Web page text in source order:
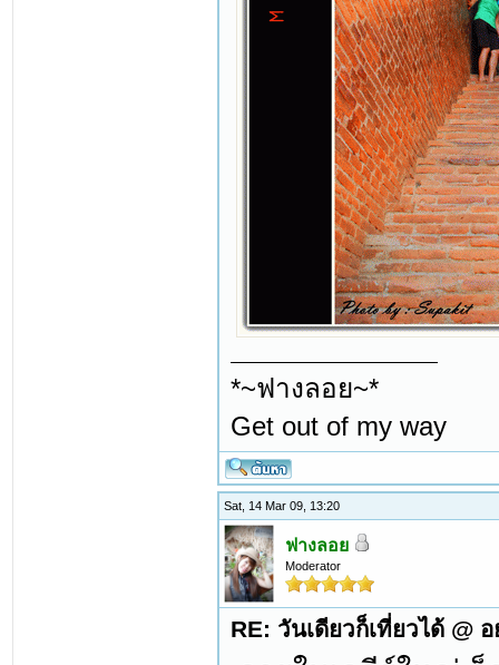
*~ฟางลอย~*
Get out of my way
Sat, 14 Mar 09, 13:20
ฟางลอย
Moderator
RE: วันเดียวก็เที่ยวได้ @